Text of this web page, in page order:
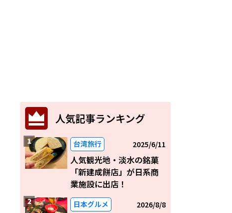
人気記事ランキング
台湾旅行 2025/6/11
人気観光地・淡水の銘菓
「新建成餅店」が日系商
業施設に出店！
日本グルメ 2026/8/8